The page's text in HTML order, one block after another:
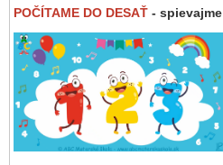
POČÍTAME DO DESAŤ - spievajme